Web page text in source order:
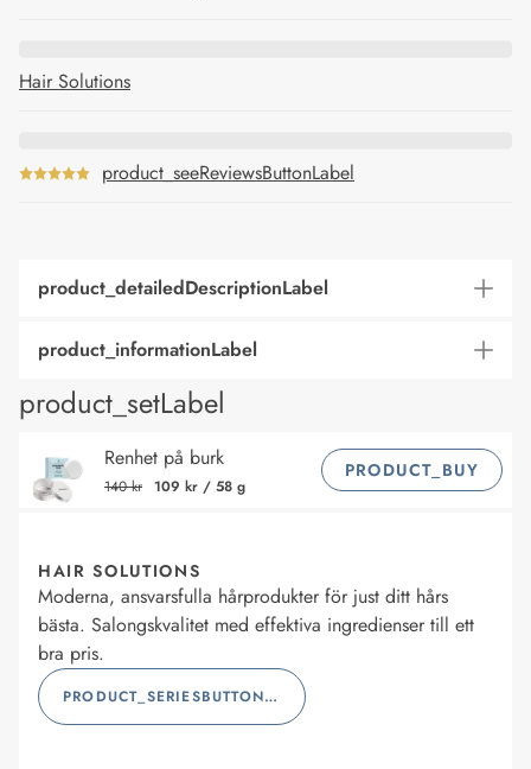
Hair Solutions
product_seeReviewsButtonLabel
product_detailedDescriptionLabel
product_informationLabel
product_setLabel
Renhet på burk
140 kr 109 kr / 58 g
PRODUCT_BUY
HAIR SOLUTIONS
Moderna, ansvarsfulla hårprodukter för just ditt hårs
bästa. Salongskvalitet med effektiva ingredienser till ett
bra pris.
PRODUCT_SERIESBUTTONLABEL